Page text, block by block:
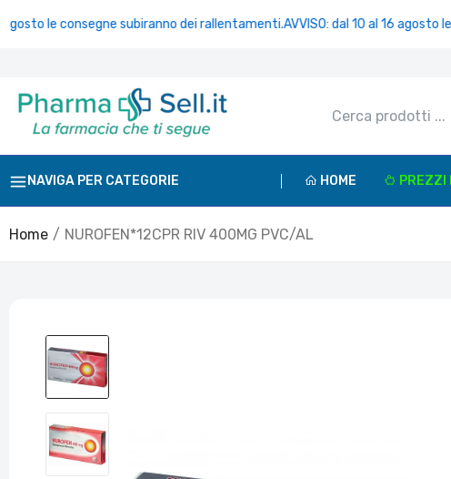
consegne subiranno dei rallentamenti.AVVISO: dal 10 al 16 agosto le
NAVIGA PER CATEGORIE HOME PREZZI
Home NUROFEN*12CPR RIV 400MG PVC/AL